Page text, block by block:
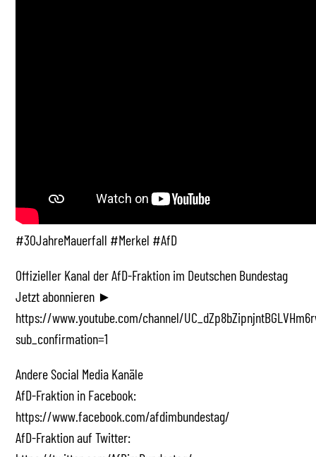
#30JahreMauerfall #Merkel #AfD
Offizieller Kanal der AfD-Fraktion im Deutschen Bundestag
Jetzt abonnieren ►
https://www.youtube.com/channel/
sub_confirmation=1
Andere Social Media Kanäle
AfD-Fraktion in Facebook:
https://www.facebook.com/afdimbundestag/
AfD-Fraktion auf Twitter: